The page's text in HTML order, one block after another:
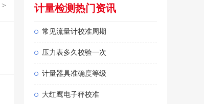
> 计量检测热门资讯
常见流量计校准周期
压力表多久校验一次
计量器具准确度等级
大红鹰电子秤校准